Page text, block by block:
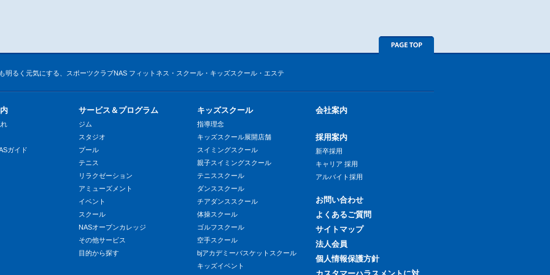
明るく元気にする、スポーツクラブNAS フィットネス・スクール・キッズスクール・エステ
ガイド
サービス＆プログラム
ジム
スタジオ
プール
テニス
リラクゼーション
アミューズメント
イベント
スクール
NASオープンカレッジ
その他サービス
目的から探す
キッズスクール
指導理念
キッズスクール展開店舗
スイミングスクール
親子スイミングスクール
テニススクール
ダンススクール
チアダンススクール
体操スクール
ゴルフスクール
空手スクール
bjアカデミーバスケットスクール
キッズイベント
会社案内
採用案内
新卒採用
キャリア 採用
アルバイト採用
お問い合わせ
よくあるご質問
サイトマップ
法人会員
個人情報保護方針